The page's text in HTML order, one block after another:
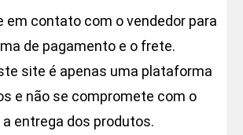
em contato com o vendedor para
de pagamento e o frete.
site é apenas uma plataforma
e não se compromete com o
entrega dos produtos.